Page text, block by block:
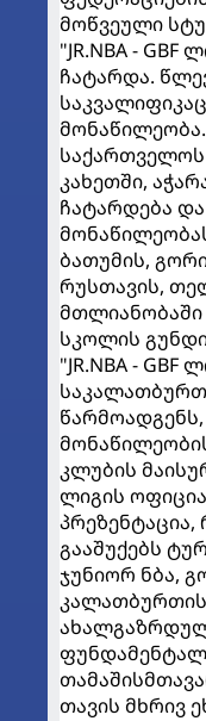
მოწვეული
"JR.NBA -
ჩატარდა.
მონაწილეობა.
საქართველოს
კახეთში,
ჩატარდება
ბათუმის,
რუსთავის,
სკოლის
"JR.NBA -
კლუბის
ლიგის
გააშუქებს
ჯუნიორ ნბა,
თავის მხრივ